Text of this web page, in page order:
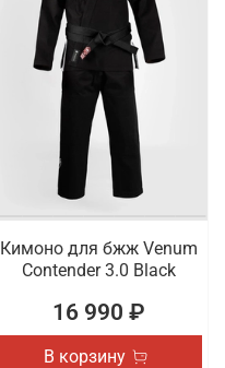
Кимоно для бжж Venum
Contender 3.0 Black
16 990 ₽
В корзину